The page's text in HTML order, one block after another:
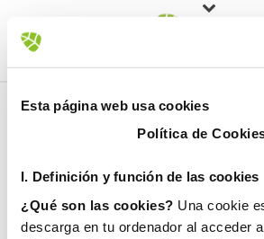
Esta página web usa cookies
Política de
I. Definición y función de las cookies
¿Qué son las cookies? Una cookie
descarga en tu ordenador al acceder